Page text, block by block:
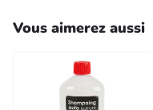
Vous aimerez aussi